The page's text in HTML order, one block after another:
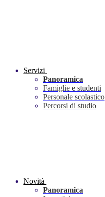
Servizi
Panoramica
Famiglie e studenti
Personale scolastico
Percorsi di studio
Novità
Panoramica